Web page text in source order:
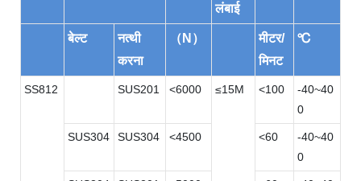
लंबाई
बेल्ट
नत्थी
करना
（N）
मीटर/
मिनट
℃
SS812 SUS201 <6000 ≤15M <100
-40~40
0
SUS304 SUS304 <4500 <60
-40~40
0